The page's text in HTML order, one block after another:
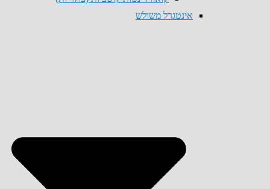
אינטגרל משולש